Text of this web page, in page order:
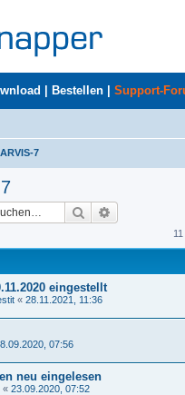
Bestellen Support-
7
Suche
eingestellt
« 28.11.2021, 11:36
07:56
neu eingelesen
« 23.09.2020, 07:52